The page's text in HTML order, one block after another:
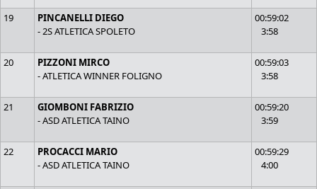
19
PINCANELLI DIEGO
- 2S ATLETICA SPOLETO
00:59:02
3:58
20
PIZZONI MIRCO
- ATLETICA WINNER FOLIGNO
00:59:03
3:58
21
GIOMBONI FABRIZIO
- ASD ATLETICA TAINO
00:59:20
3:59
22
PROCACCI MARIO
- ASD ATLETICA TAINO
00:59:29
4:00